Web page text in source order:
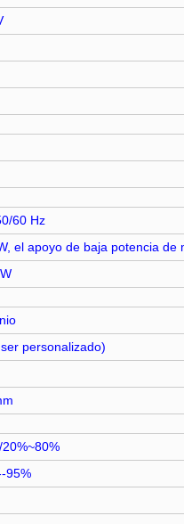
60 Hz
el apoyo de baja potencia de
personalizado)
20%~80%
95%